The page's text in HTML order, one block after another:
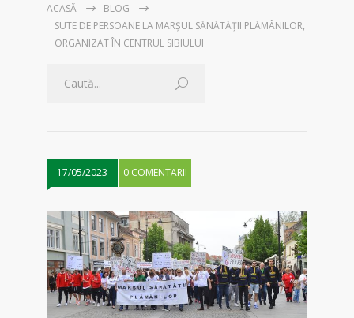
ACASĂ
BLOG
SUTE DE PERSOANE LA MARȘUL SĂNĂTĂȚII PLĂMÂNILOR,
ORGANIZAT ÎN CENTRUL SIBIULUI
17/05/2023 0 COMENTARII